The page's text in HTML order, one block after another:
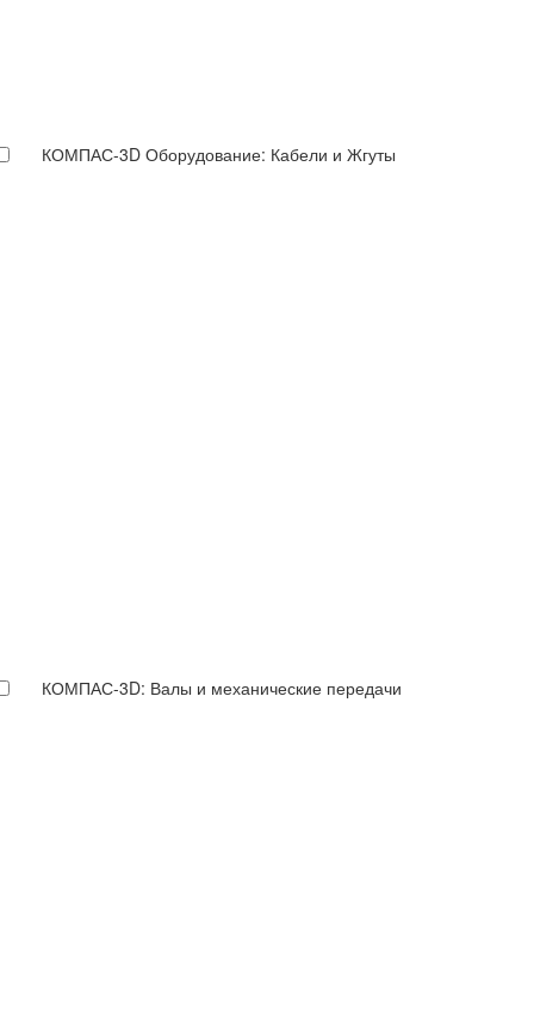
КОМПАС-3D Оборудование: Кабели и Жгуты
КОМПАС-3D: Валы и механические передачи